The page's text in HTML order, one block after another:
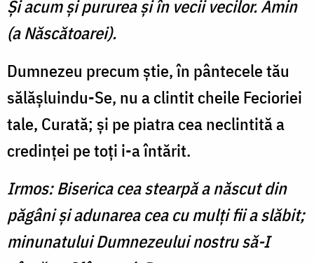
Şi acum şi pururea şi în vecii vecilor. Amin
(a Născătoarei).
Dumnezeu precum ştie, în pântecele tău
sălăşluindu-Se, nu a clintit cheile Fecioriei
tale, Curată; şi pe piatra cea neclintită a
credinţei pe toţi i-a întărit.
Irmos: Biserica cea stearpă a născut din
păgâni şi adunarea cea cu mulţi fii a slăbit;
minunatului Dumnezeului nostru să-I